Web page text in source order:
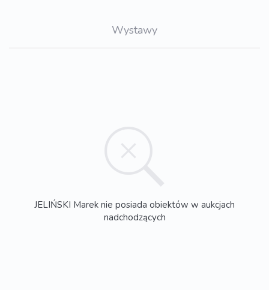
Wystawy
JELIŃSKI Marek nie posiada obiektów w aukcjach
nadchodzących